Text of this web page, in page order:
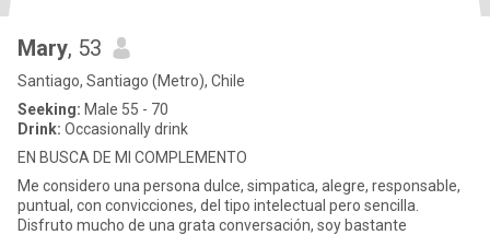
Mary, 53
Santiago, Santiago (Metro), Chile
Seeking: Male 55 - 70
Drink: Occasionally drink
EN BUSCA DE MI COMPLEMENTO
Me considero una persona dulce, simpatica, alegre, responsable,
puntual, con convicciones, del tipo intelectual pero sencilla.
Disfruto mucho de una grata conversación, soy bastante